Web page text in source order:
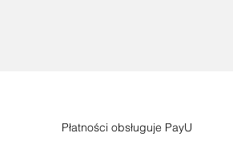
Płatności obsługuje PayU